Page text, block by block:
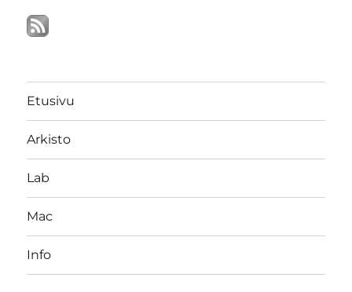
Etusivu
Arkisto
Lab
Mac
Info